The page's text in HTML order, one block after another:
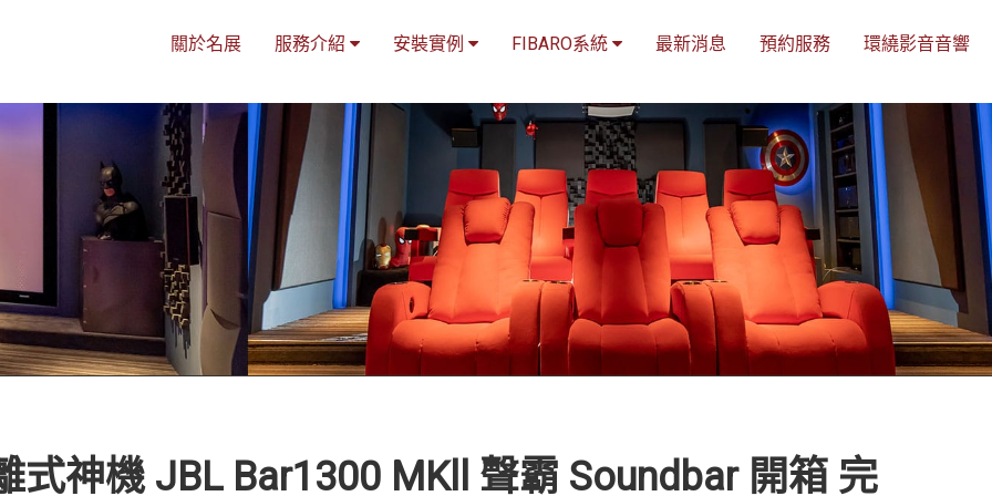
關於名展 服務介紹 安裝實例 FIBARO系統 最新消息 預約服務 環繞影音音響
式神機 JBL Bar1300 MKll 聲霸 Soundbar 開箱 完